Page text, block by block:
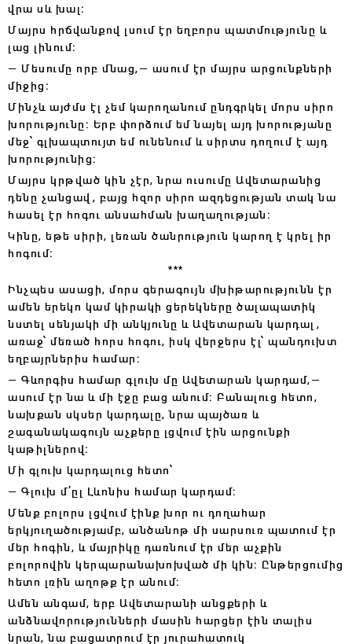
վրա սև խալ։
Մայրս հրճվանքով լսում էր եղբորս պատմությունը և
լաց լինում։
— Մեսումը որբ մնաց,— ասում էր մայրս արցունքների
միջից։
Մինչև այժմս էլ չեմ կարողանում ընդգրկել մորս սիրո
խորությունը։ Երբ փորձում եմ նայել այդ խորությանը
մեջ՝ գլխապտույտ եմ ունենում և սիրտս դողում է այդ
խորությունից։
Մայրս կրթված կին չէր, նրա ուսումը Ավետարանից
դենը չանցավ, բայց հզոր սիրո ազդեցության տակ նա
հասել էր հոգու անսահման խաղաղության։
Կինը, եթե սիրի, լեռան ծանրություն կարող է կրել իր
հոգում։
***
Ինչպես ասացի, մորս գերագույն մխիթարությունն էր
ամեն երեկո կամ կիրակի ցերեկները ծալապատիկ
նստել սենյակի մի անկյունը և Ավետարան կարդալ,
առաջ՝ մեռած հորս հոգու, իսկ վերջերս էլ՝ պանդուխտ
եղբայրներիս համար։
— Գևորգիս համար գլուխ մը Ավետարան կարդամ,—
ասում էր նա և մի էջը բաց անում։ Բանալուց հետո,
նախքան սկսեր կարդալը, նրա պայծառ և
շագանակագույն աչքերը լցվում էին արցունքի
կաթիլներով։
Մի գլուխ կարդալուց հետո՝
— Գլուխ մ՚ըլ Լևոնիս համար կարդամ։
Մենք բոլորս լցվում էինք խոր ու դողահար
երկյուղածությամբ, անծանոթ մի սարսուռ պատում էր
մեր հոգին, և մայրիկը դառնում էր մեր աչքին
բոլորովին կերպարանախոխված մի կին։ Ընթերցումից
հետո լռին աղոթք էր անում։
Ամեն անգամ, երբ Ավետարանի անցքերի և
անձնավորությունների մասին հարցեր էին տալիս
նրան, նա բացատրում էր յուրահատուկ